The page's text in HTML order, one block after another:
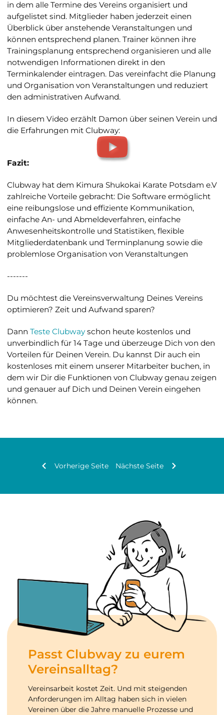
in dem alle Termine des Vereins organisiert und
aufgelistet sind. Mitglieder haben jederzeit einen
Überblick über anstehende Veranstaltungen und
können entsprechend planen. Trainer können ihre
Trainingsplanung entsprechend organisieren und alle
notwendigen Informationen direkt in den
Terminkalender eintragen. Das vereinfacht die Planung
und Organisation von Veranstaltungen und reduziert
den administrativen Aufwand.
In diesem Video erzählt Damon über seinen Verein und
die Erfahrungen mit Clubway:
Fazit:
Clubway hat dem Kimura Shukokai Karate Potsdam e.V
zahlreiche Vorteile gebracht: Die Software ermöglicht
eine reibungslose und effiziente Kommunikation,
einfache An- und Abmeldeverfahren, einfache
Anwesenheitskontrolle und Statistiken, flexible
Mitgliederdatenbank und Terminplanung sowie die
problemlose Organisation von Veranstaltungen
-------
Du möchtest die Vereinsverwaltung Deines Vereins
optimieren? Zeit und Aufwand sparen?
Dann Teste Clubway schon heute kostenlos und
unverbindlich für 14 Tage und überzeuge Dich von den
Vorteilen für Deinen Verein. Du kannst Dir auch ein
kostenloses mit einem unserer Mitarbeiter buchen, in
dem wir Dir die Funktionen von Clubway genau zeigen
und genauer auf Dich und Deinen Verein eingehen
können.
Vorherige Seite Nächste Seite
Passt Clubway zu eurem
Vereinsalltag?
Vereinsarbeit kostet Zeit. Und mit steigenden
Anforderungen im Alltag haben sich in vielen
Vereinen über die Jahre manuelle Prozesse und